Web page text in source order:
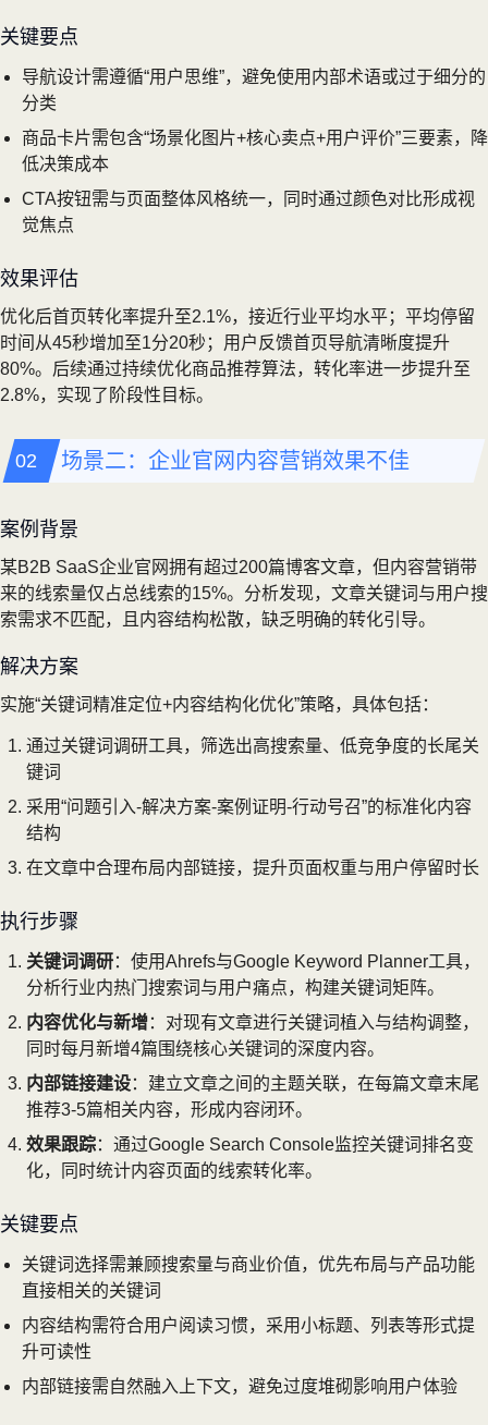
关键要点
导航设计需遵循“用户思维”，避免使用内部术语或过于细分的
分类
商品卡片需包含“场景化图片+核心卖点+用户评价”三要素，降
低决策成本
CTA按钮需与页面整体风格统一，同时通过颜色对比形成视
觉焦点
效果评估
优化后首页转化率提升至2.1%，接近行业平均水平；平均停留
时间从45秒增加至1分20秒；用户反馈首页导航清晰度提升
80%。后续通过持续优化商品推荐算法，转化率进一步提升至
2.8%，实现了阶段性目标。
场景二：企业官网内容营销效果不佳
案例背景
某B2B SaaS企业官网拥有超过200篇博客文章，但内容营销带
来的线索量仅占总线索的15%。分析发现，文章关键词与用户搜
索需求不匹配，且内容结构松散，缺乏明确的转化引导。
解决方案
实施“关键词精准定位+内容结构化优化”策略，具体包括：
通过关键词调研工具，筛选出高搜索量、低竞争度的长尾关
键词
采用“问题引入-解决方案-案例证明-行动号召”的标准化内容
结构
在文章中合理布局内部链接，提升页面权重与用户停留时长
执行步骤
关键词调研：使用Ahrefs与Google Keyword Planner工具，
分析行业内热门搜索词与用户痛点，构建关键词矩阵。
内容优化与新增：对现有文章进行关键词植入与结构调整，
同时每月新增4篇围绕核心关键词的深度内容。
内部链接建设：建立文章之间的主题关联，在每篇文章末尾
推荐3-5篇相关内容，形成内容闭环。
效果跟踪：通过Google Search Console监控关键词排名变
化，同时统计内容页面的线索转化率。
关键要点
关键词选择需兼顾搜索量与商业价值，优先布局与产品功能
直接相关的关键词
内容结构需符合用户阅读习惯，采用小标题、列表等形式提
升可读性
内部链接需自然融入上下文，避免过度堆砌影响用户体验